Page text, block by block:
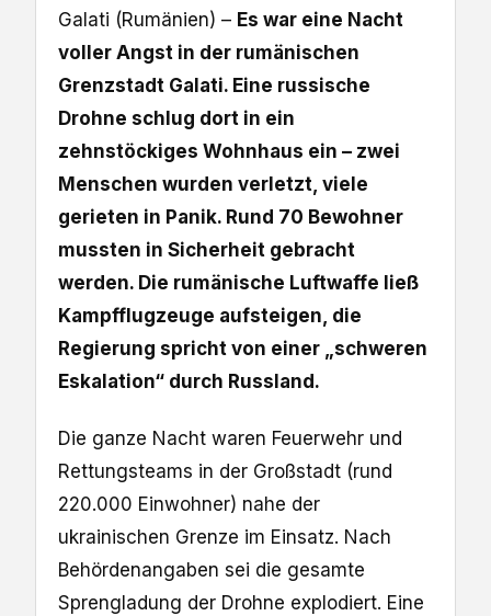
Galati (Rumänien) – Es war eine Nacht
voller Angst in der rumänischen
Grenzstadt Galati. Eine russische
Drohne schlug dort in ein
zehnstöckiges Wohnhaus ein – zwei
Menschen wurden verletzt, viele
gerieten in Panik. Rund 70 Bewohner
mussten in Sicherheit gebracht
werden. Die rumänische Luftwaffe ließ
Kampfflugzeuge aufsteigen, die
Regierung spricht von einer „schweren
Eskalation“ durch Russland.
Die ganze Nacht waren Feuerwehr und
Rettungsteams in der Großstadt (rund
220.000 Einwohner) nahe der
ukrainischen Grenze im Einsatz. Nach
Behördenangaben sei die gesamte
Sprengladung der Drohne explodiert. Eine